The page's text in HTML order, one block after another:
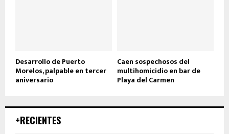
Desarrollo de Puerto
Morelos, palpable en tercer
aniversario
Caen sospechosos del
multihomicidio en bar de
Playa del Carmen
+RECIENTES